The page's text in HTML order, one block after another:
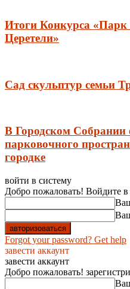
Итоги Конкурса «Парк
Церетели»
Сад скульптур семьи
В Городском Собрании
парковочного
городке
войти в систему
Добро пожаловать! Войдите
Forgot your password? Get help
завести аккаунт
завести аккаунт
Добро пожаловать!